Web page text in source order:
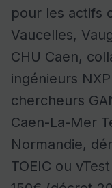
pour les actifs
Vaucelles,
CHU Caen,
ingénieurs
chercheurs
Caen-La-Mer
Normandie,
TOEIC ou